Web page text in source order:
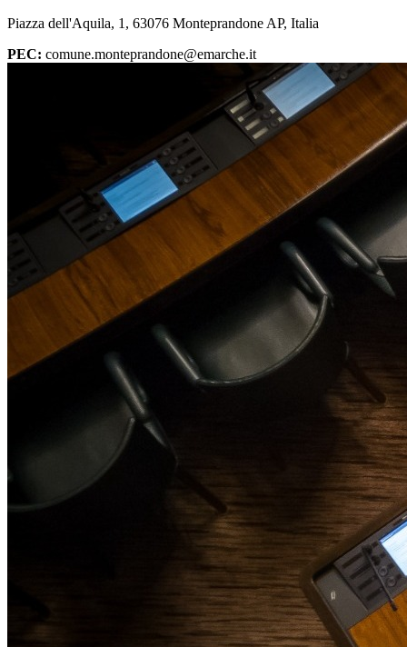
Piazza dell'Aquila, 1, 63076 Monteprandone AP, Italia
PEC: comune.monteprandone@emarche.it